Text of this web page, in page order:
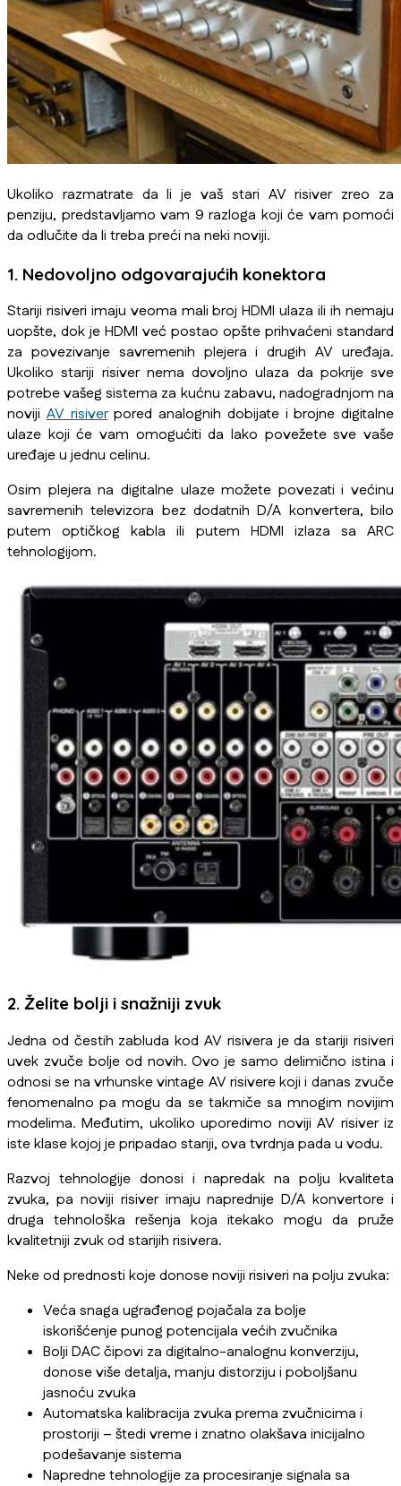
Ukoliko razmatrate da li je vaš stari AV risiver zreo za
penziju, predstavljamo vam 9 razloga koji će vam pomoći
da odlučite da li treba preći na neki noviji.
1. Nedovoljno odgovarajućih konektora
Stariji risiveri imaju veoma mali broj HDMI ulaza ili ih nemaju
uopšte, dok je HDMI već postao opšte prihvaćeni standard
za povezivanje savremenih plejera i drugih AV uređaja.
Ukoliko stariji risiver nema dovoljno ulaza da pokrije sve
potrebe vašeg sistema za kućnu zabavu, nadogradnjom na
novijiAV risiverpored analognih dobijate i brojne digitalne
ulaze koji će vam omogućiti da lako povežete sve vaše
uređaje u jednu celinu.
Osim plejera na digitalne ulaze možete povezati i većinu
savremenih televizora bez dodatnih D/A konvertera, bilo
putem optičkog kabla ili putem HDMI izlaza sa ARC
tehnologijom.
2. Želite bolji i snažniji zvuk
Jedna od čestih zabluda kod AV risivera je da stariji risiveri
uvek zvuče bolje od novih. Ovo je samo delimično istina i
odnosi se na vrhunske vintage AV risivere koji i danas zvuče
fenomenalno pa mogu da se takmiče sa mnogim novijim
modelima. Međutim, ukoliko uporedimo noviji AV risiver iz
iste klase kojoj je pripadao stariji, ova tvrdnja pada u vodu.
Razvoj tehnologije donosi i napredak na polju kvaliteta
zvuka, pa noviji risiver imaju naprednije D/A konvertore i
druga tehnološka rešenja koja itekako mogu da pruže
kvalitetniji zvuk od starijih risivera.
Neke od prednosti koje donose noviji risiveri na polju zvuka:
Veća snaga ugrađenog pojačala za bolje
iskorišćenje punog potencijala većih zvučnika
Bolji DAC čipovi za digitalno-analognu konverziju,
donose više detalja, manju distorziju i poboljšanu
jasnoću zvuka
Automatska kalibracija zvuka prema zvučnicima i
prostoriji – štedi vreme i znatno olakšava inicijalno
podešavanje sistema
Napredne tehnologije za procesiranje signala sa